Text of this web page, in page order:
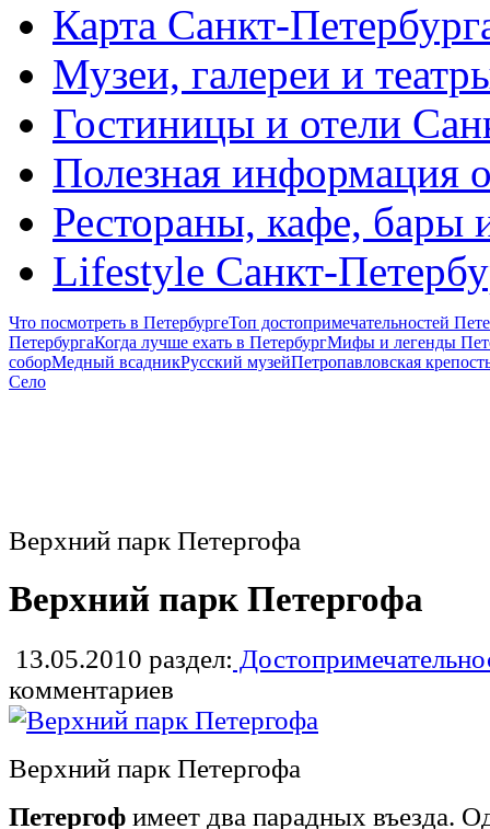
Карта Санкт-
Музеи, галереи и
Гостиницы и отели
Полезная информация
Рестораны, кафе, бары
Lifestyle Санкт-
Что посмотреть в ПетербургеТоп достопримечательностей
ПетербургаКогда лучше ехать в ПетербургМифы и легенды
соборМедный всадникРусский музейПетропавловская
Село
Верхний парк Петергофа
Верхний парк Петергофа
13.05.2010 раздел:
комментариев
Верхний парк Петергофа
Петергоф имеет два парадных въезда.